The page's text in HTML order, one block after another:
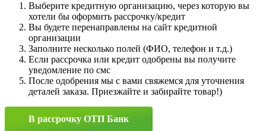
Выберите кредитную организацию, через которую вы
хотели бы оформить рассрочку/кредит
Вы будете перенаправлены на сайт кредитной
организации
Заполните несколько полей (ФИО, телефон и т.д.)
Если рассрочка или кредит одобрены вы получите
уведомление по смс
После одобрения мы с вами свяжемся для уточнения
деталей заказа. Приезжайте и забирайте товар!)
В рассрочку ОТП Банк